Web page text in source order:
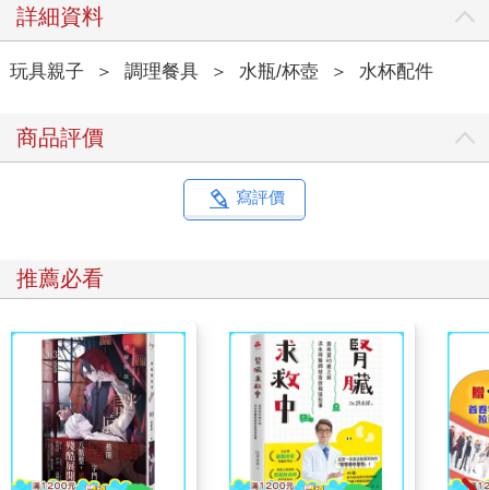
詳細資料
玩具親子 ＞ 調理餐具 ＞ 水瓶/杯壺 ＞ 水杯配件
商品評價
寫評價
推薦必看